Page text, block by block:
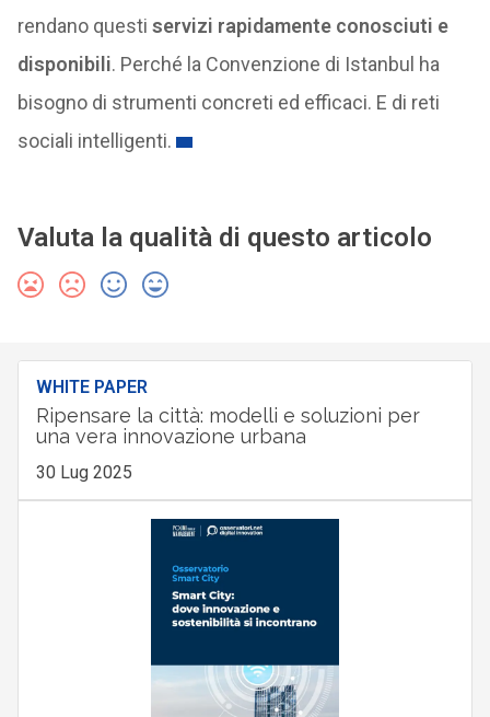
rendano questi servizi rapidamente conosciuti e
disponibili. Perché la Convenzione di Istanbul ha
bisogno di strumenti concreti ed efficaci. E di reti
sociali intelligenti.
Valuta la qualità di questo articolo
WHITE PAPER
Ripensare la città: modelli e soluzioni per
una vera innovazione urbana
30 Lug 2025